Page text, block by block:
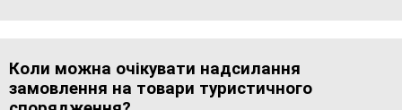
Коли можна очікувати надсилання
замовлення на товари туристичного